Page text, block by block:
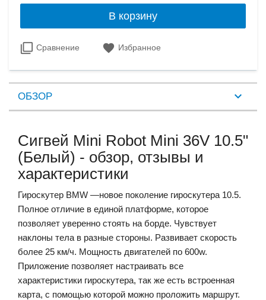
В корзину
Сравнение Избранное
ОБЗОР
Сигвей Mini Robot Mini 36V 10.5"
(Белый) - обзор, отзывы и
характеристики
Гироскутер BMW —новое поколение гироскутера 10.5.
Полное отличие в единой платформе, которое
позволяет уверенно стоять на борде. Чувствует
наклоны тела в разные стороны. Развивает скорость
более 25 км/ч. Мощность двигателей по 600w.
Приложение позволяет настраивать все
характеристики гироскутера, так же есть встроенная
карта, с помощью которой можно проложить маршрут.